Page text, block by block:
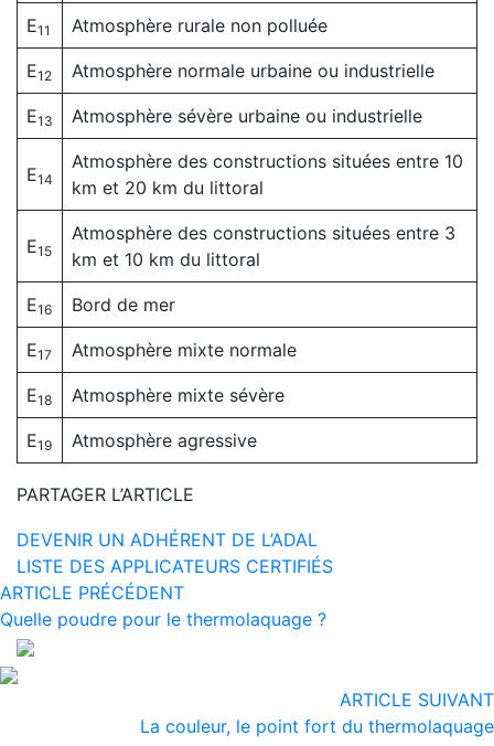
E11 Atmosphère rurale non polluée
E12 Atmosphère normale urbaine ou industrielle
E13 Atmosphère sévère urbaine ou industrielle
E14
Atmosphère des constructions situées entre 10
km et 20 km du littoral
E15
Atmosphère des constructions situées entre 3
km et 10 km du littoral
E16 Bord de mer
E17 Atmosphère mixte normale
E18 Atmosphère mixte sévère
E19 Atmosphère agressive
PARTAGER L’ARTICLE
DEVENIR UN ADHÉRENT DE L’ADAL
LISTE DES APPLICATEURS CERTIFIÉS
ARTICLE PRÉCÉDENT
Quelle poudre pour le thermolaquage ?
ARTICLE SUIVANT
La couleur, le point fort du thermolaquage